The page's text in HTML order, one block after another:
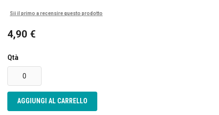
Sii il primo a recensire questo prodotto
4,90 €
Qtà
AGGIUNGI AL CARRELLO